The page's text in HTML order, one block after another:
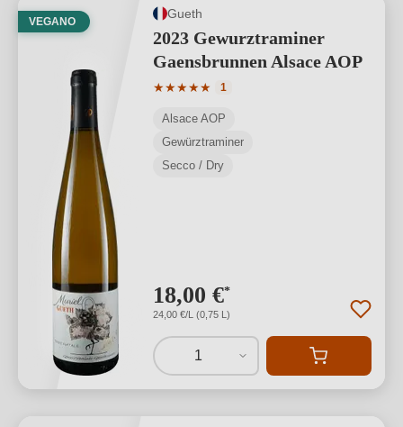
VEGANO
Gueth
2023 Gewurztraminer
Gaensbrunnen Alsace AOP
★★★★★
Valutazione media di 5 su 5 stelle
1
Alsace AOP
Gewürztraminer
Secco / Dry
18,00 €*
24,00 €/L (0,75 L)
1